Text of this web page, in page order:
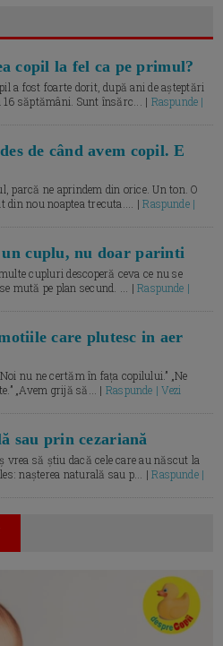
copil la fel ca pe primul?
a fost foarte dorit, după ani de așteptări
săptămâni. Sunt însărc... | Raspunde |
de când avem copil. E
parcă ne aprindem din orice. Un ton. O
din nou noaptea trecuta.... |Raspunde |
un cuplu, nu doar parinti
cupluri descoperă ceva ce nu se
mută pe plan secund. ... |Raspunde |
care plutesc in aer
nu ne certăm în fața copilului.” „Ne
„Avem grijă să... | Raspunde | Vezi
sau prin cezariană
vrea să știu dacă cele care au născut la
nașterea naturală sau p... |Raspunde |